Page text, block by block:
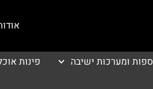
ספות ומערכות ישיבה פינות